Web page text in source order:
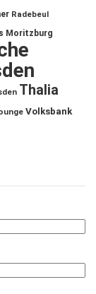
Radebeul
Moritzburg
Thalia
Volksbank